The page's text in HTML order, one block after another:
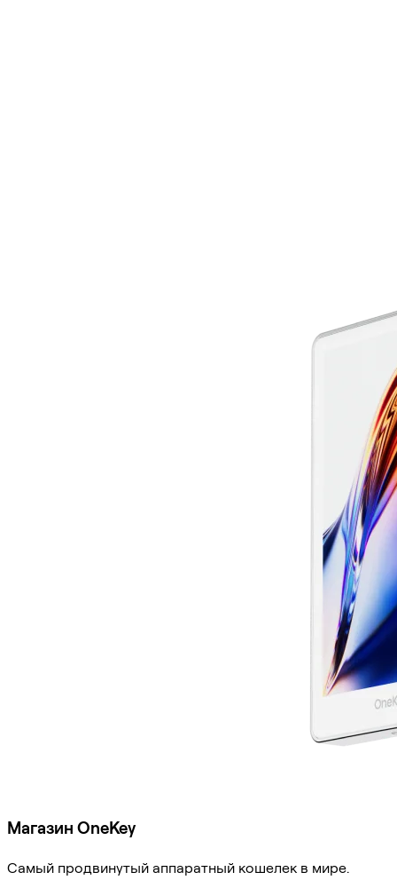
Магазин OneKey
Самый продвинутый аппаратный кошелек в мире.